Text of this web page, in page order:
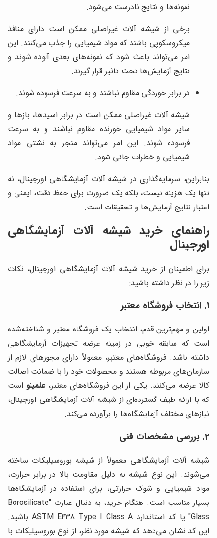
نمونه‌ها و نتایج نادرست می‌شود.
برخی از شیشه آلات غیراصلی ممکن است دارای منافذ
میکروسکوپی باشند که مواد شیمیایی را جذب می‌کنند. این
امر می‌تواند باعث شود که نمونه‌های بعدی آلوده شوند و
نتایج آزمایش‌ها تحت تاثیر قرار گیرند.
در برابر خوردگی مقاوم نباشند و به سرعت فرسوده شوند.
شیشه آلات غیراصلی ممکن است در برابر اسیدها، بازها و
سایر مواد شیمیایی خورنده مقاوم نباشند و به سرعت
فرسوده شوند. این امر می‌تواند منجر به نشتی مواد
شیمیایی و خطرات جانی شود.
بنابراین، سرمایه‌گذاری در شیشه آلات آزمایشگاهی اورجینال، نه
تنها یک هزینه نیست، بلکه یک ضرورت برای حفظ دقت، ایمنی و
اعتبار نتایج آزمایش‌ها و تحقیقات است.
راهنمای خرید شیشه آلات آزمایشگاهی
اورجینال
برای اطمینان از خرید شیشه آلات آزمایشگاهی اورجینال، نکات
زیر را در نظر داشته باشید:
1. انتخاب فروشگاه معتبر
اولین و مهم‌ترین قدم، انتخاب یک فروشگاه معتبر و شناخته‌شده
است که سابقه خوبی در زمینه عرضه تجهیزات آزمایشگاهی
داشته باشد. فروشگاه‌های معتبر، معمولاً دارای مجوزهای لازم از
سازمان‌های مربوطه هستند و محصولات خود را با ضمانت اصالت
کالا عرضه می‌کنند. یکی از این فروشگاه‌های معتبر، علمینواست
که با ارائه طیف گسترده‌ای از شیشه آلات آزمایشگاهی اورجینال،
نیازهای مختلف آزمایشگاه‌ها را برآورده می‌کند.
2. بررسی مشخصات فنی
شیشه آلات آزمایشگاهی معمولاً از شیشه بوروسیلیکات ساخته
می‌شوند. این نوع شیشه به دلیل مقاومت بالا در برابر حرارت،
مواد شیمیایی و شوک حرارتی، برای استفاده در آزمایشگاه‌ها
بسیار مناسب است. هنگام خرید، به دنبال عبارت "Borosilicate
Glass" یا کد استاندارد ASTM E438 Type I Class A باشید.
این کد نشان می‌دهد که شیشه مورد نظر، از نوع بوروسیلیکات با